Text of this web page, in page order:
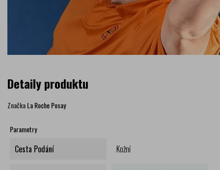
Detaily produktu
ZnačkaLa Roche Posay
Parametry
Cesta Podání Kožní